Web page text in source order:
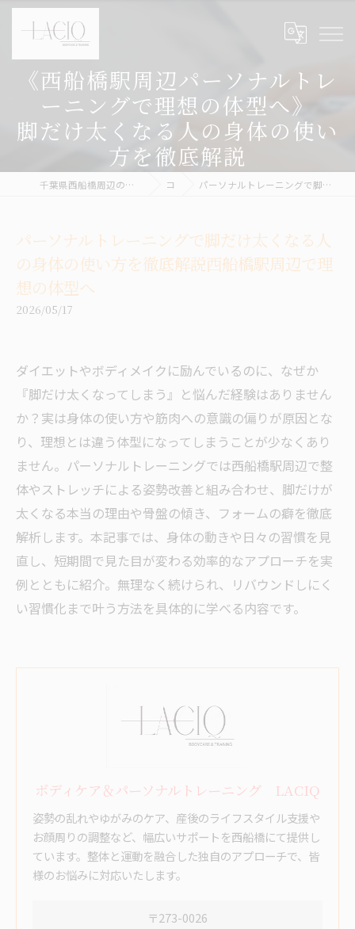
《西船橋駅周辺パーソナルトレ
ーニングで理想の体型へ》
脚だけ太くなる人の身体の使い
方を徹底解説
千葉県西船橋周辺の整体ならボディケア&パーソナルトレーニング LACIQ コラム パーソナルトレーニングで脚だけ太くなる人の身体の使い方を徹底解説西船橋駅周辺で理想の体型へ
パーソナルトレーニングで脚だけ太くなる人
の身体の使い方を徹底解説西船橋駅周辺で理
想の体型へ
2026/05/17
ダイエットやボディメイクに励んでいるのに、なぜか
『脚だけ太くなってしまう』と悩んだ経験はありません
か？実は身体の使い方や筋肉への意識の偏りが原因とな
り、理想とは違う体型になってしまうことが少なくあり
ません。パーソナルトレーニングでは西船橋駅周辺で整
体やストレッチによる姿勢改善と組み合わせ、脚だけが
太くなる本当の理由や骨盤の傾き、フォームの癖を徹底
解析します。本記事では、身体の動きや日々の習慣を見
直し、短期間で見た目が変わる効率的なアプローチを実
例とともに紹介。無理なく続けられ、リバウンドしにく
い習慣化まで叶う方法を具体的に学べる内容です。
ボディケア＆パーソナルトレーニング LACIQ
姿勢の乱れやゆがみのケア、産後のライフスタイル支援や
お顔周りの調整など、幅広いサポートを西船橋にて提供し
ています。整体と運動を融合した独自のアプローチで、皆
様のお悩みに対応いたします。
〒273-0026